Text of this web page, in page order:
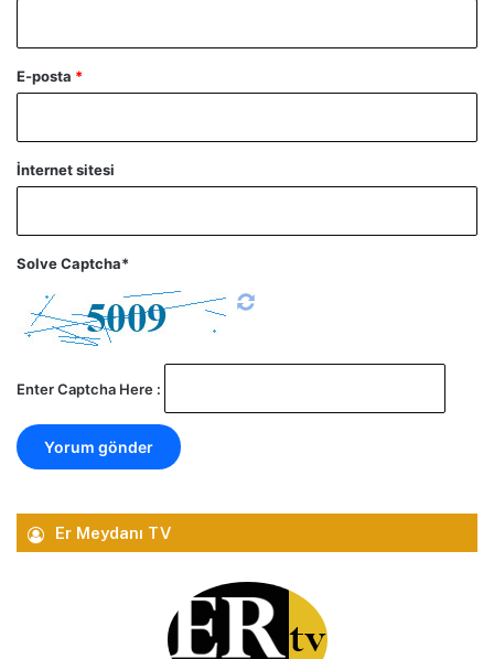
E-posta *
İnternet sitesi
Solve Captcha*
Enter Captcha Here :
Er Meydanı TV